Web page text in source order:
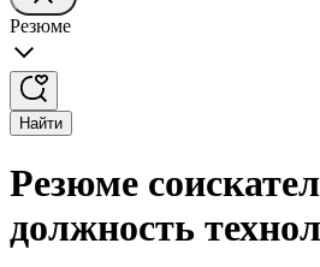
Резюме
Найти
Резюме
должность